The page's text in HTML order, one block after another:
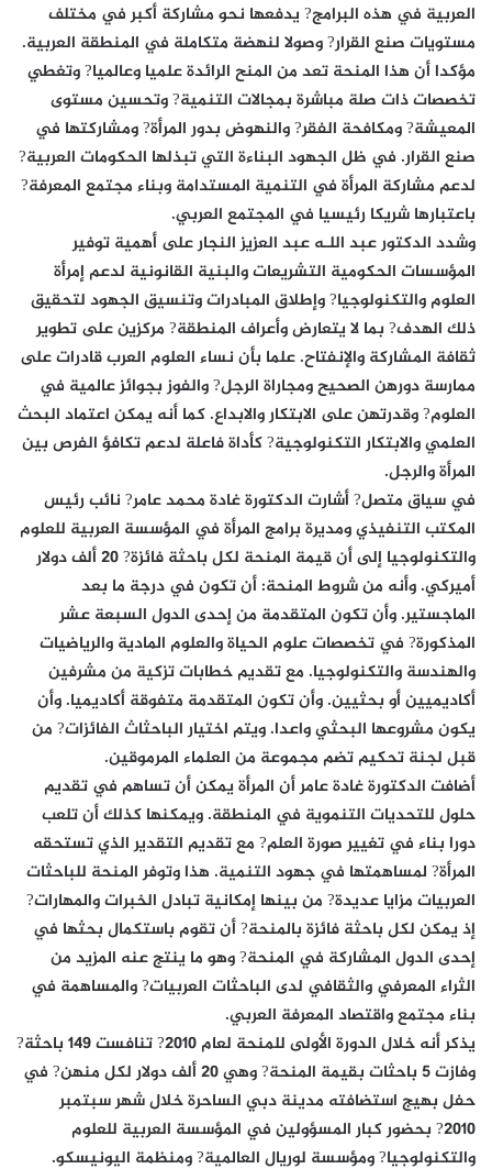
العربية في هذه البرامج? يدفعها نحو مشاركة أكبر في مختلف
مستويات صنع القرار? وصولا لنهضة متكاملة في المنطقة العربية.
مؤكدا أن هذا المنحة تعد من المنح الرائدة علميا وعالميا? وتغطي
تخصصات ذات صلة مباشرة بمجالات التنمية? وتحسين مستوى
المعيشة? ومكافحة الفقر? والنهوض بدور المرأة? ومشاركتها في
صنع القرار. في ظل الجهود البناءة التي تبذلها الحكومات العربية?
لدعم مشاركة المرأة في التنمية المستدامة وبناء مجتمع المعرفة?
باعتبارها شريكا رئيسيا في المجتمع العربي.
وشدد الدكتور عبد اللـه عبد العزيز النجار على أهمية توفير
المؤسسات الحكومية التشريعات والبنية القانونية لدعم إمرأة
العلوم والتكنولوجيا? وإطلاق المبادرات وتنسيق الجهود لتحقيق
ذلك الهدف? بما لا يتعارض وأعراف المنطقة? مركزين على تطوير
ثقافة المشاركة والإنفتاح. علما بأن نساء العلوم العرب قادرات على
ممارسة دورهن الصحيح ومجاراة الرجل? والفوز بجوائز عالمية في
العلوم? وقدرتهن على الابتكار والابداع. كما أنه يمكن اعتماد البحث
العلمي والابتكار التكنولوجية? كأداة فاعلة لدعم تكافؤ الفرص بين
المرأة والرجل.
في سياق متصل? أشارت الدكتورة غادة محمد عامر? نائب رئيس
المكتب التنفيذي ومديرة برامج المرأة في المؤسسة العربية للعلوم
والتكنولوجيا إلى أن قيمة المنحة لكل باحثة فائزة? 20 ألف دولار
أميركي. وأنه من شروط المنحة: أن تكون في درجة ما بعد
الماجستير. وأن تكون المتقدمة من إحدى الدول السبعة عشر
المذكورة? في تخصصات علوم الحياة والعلوم المادية والرياضيات
والهندسة والتكنولوجيا. مع تقديم خطابات تزكية من مشرفين
أكاديميين أو بحثيين. وأن تكون المتقدمة متفوقة أكاديميا. وأن
يكون مشروعها البحثي واعدا. ويتم اختيار الباحثاث الفائزات? من
قبل لجنة تحكيم تضم مجموعة من العلماء المرموقين.
أضافت الدكتورة غادة عامر أن المرأة يمكن أن تساهم في تقديم
حلول للتحديات التنموية في المنطقة. ويمكنها كذلك أن تلعب
دورا بناء في تغيير صورة العلم? مع تقديم التقدير الذي تستحقه
المرأة? لمساهمتها في جهود التنمية. هذا وتوفر المنحة للباحثات
العربيات مزايا عديدة? من بينها إمكانية تبادل الخبرات والمهارات?
إذ يمكن لكل باحثة فائزة بالمنحة? أن تقوم باستكمال بحثها في
إحدى الدول المشاركة في المنحة? وهو ما ينتج عنه المزيد من
الثراء المعرفي والثقافي لدى الباحثات العربيات? والمساهمة في
بناء مجتمع واقتصاد المعرفة العربي.
يذكر أنه خلال الدورة الأولى للمنحة لعام 2010? تنافست 149 باحثة?
وفازت 5 باحثات بقيمة المنحة? وهي 20 ألف دولار لكل منهن? في
حفل بهيج استضافته مدينة دبي الساحرة خلال شهر سبتمبر
2010? بحضور كبار المسؤولين في المؤسسة العربية للعلوم
والتكنولوجيا? ومؤسسة لوريال العالمية? ومنظمة اليونيسكو.